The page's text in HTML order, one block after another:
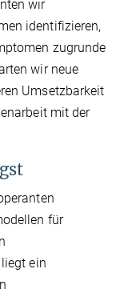
wir
identifizieren,
zugrunde
wir neue
Umsetzbarkeit
mit der
für
ein